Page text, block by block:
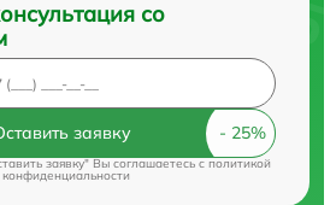
со
заявку
заявку" Вы соглашаетесь c политикой
конфиденциальности